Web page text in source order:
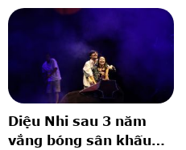
Diệu Nhi sau 3 năm
vắng bóng sân khấu